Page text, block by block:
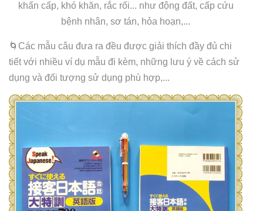
khẩn cấp, khó khăn, rắc rối... như động đất, cấp cứu
bệnh nhân, sơ tán, hỏa hoạn,...
🌀Các mẫu câu đưa ra đều được giải thích đầy đủ chi
tiết với nhiều ví dụ mẫu đi kèm, những lưu ý về cách sử
dụng và đối tượng sử dụng phù hợp,...